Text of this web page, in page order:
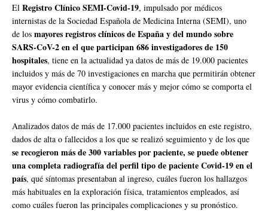
El Registro Clínico SEMI-Covid-19, impulsado por médicos
internistas de la Sociedad Española de Medicina Interna (SEMI), uno
de los mayores registros clínicos de España y del mundo sobre
SARS-CoV-2 en el que participan 686 investigadores de 150
hospitales, tiene en la actualidad ya datos de más de 19.000 pacientes
incluidos y más de 70 investigaciones en marcha que permitirán obtener
mayor evidencia científica y conocer más y mejor cómo se comporta el
virus y cómo combatirlo.
Analizados datos de más de 17.000 pacientes incluidos en este registro,
dados de alta o fallecidos a los que se realizó seguimiento y de los que
se recogieron más de 300 variables por paciente, se puede obtener
una completa radiografía del perfil tipo de paciente Covid-19 en el
país, qué síntomas presentaban al ingreso, cuáles fueron los hallazgos
más habituales en la exploración física, tratamientos empleados, así
como cuáles fueron las principales complicaciones y su pronóstico.